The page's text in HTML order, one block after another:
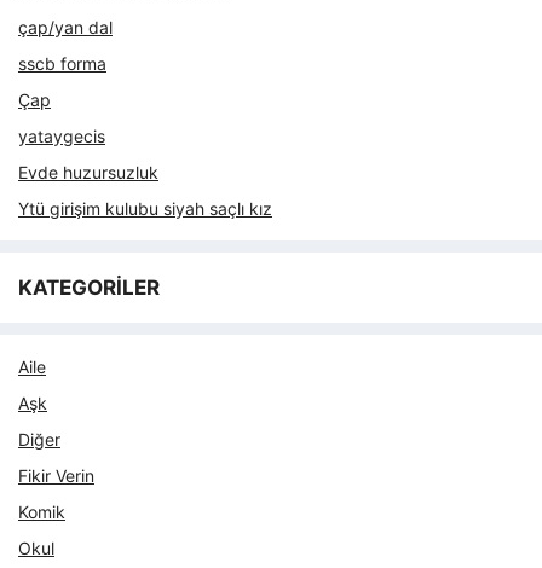
çap/yan dal
sscb forma
Çap
yataygecis
Evde huzursuzluk
Ytü girişim kulubu siyah saçlı kız
KATEGORİLER
Aile
Aşk
Diğer
Fikir Verin
Komik
Okul